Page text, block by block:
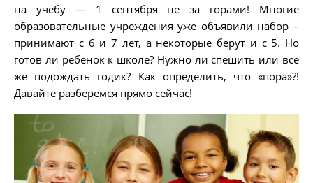
на учебу — 1 сентября не за горами! Многие
образовательные учреждения уже объявили набор –
принимают с 6 и 7 лет, а некоторые берут и с 5. Но
готов ли ребенок к школе? Нужно ли спешить или все
же подождать годик? Как определить, что «пора»?!
Давайте разберемся прямо сейчас!